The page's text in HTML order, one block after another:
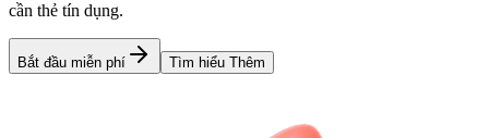
cần thẻ tín dụng.
Bắt đầu miễn phí Tìm hiểu Thêm